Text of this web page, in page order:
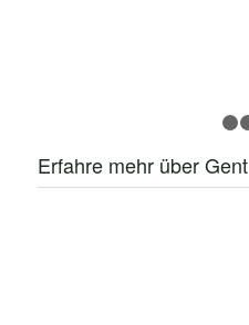
Erfahre mehr über Gent